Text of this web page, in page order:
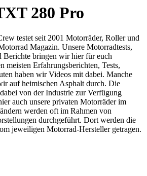
280 Pro
testet seit 2001 Motorräder, Roller und
Magazin. Unsere Motorradtests,
Berichte bringen wir hier für euch
meisten Erfahrungsberichten, Tests,
haben wir Videos mit dabei. Manche
auf heimischen Asphalt durch. Die
von der Industrie zur Verfügung
auch unsere privaten Motorräder im
werden oft im Rahmen von
durchgeführt. Dort werden die
jeweiligen Motorrad-Hersteller getragen.